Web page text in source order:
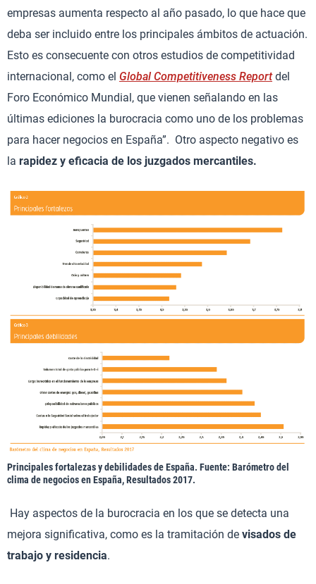
empresas aumenta respecto al año pasado, lo que hace que
deba ser incluido entre los principales ámbitos de actuación.
Esto es consecuente con otros estudios de competitividad
internacional, como el Global Competitiveness Report del
Foro Económico Mundial, que vienen señalando en las
últimas ediciones la burocracia como uno de los problemas
para hacer negocios en España”. Otro aspecto negativo es
la rapidez y eficacia de los juzgados mercantiles.
Principales fortalezas y debilidades de España. Fuente: Barómetro del
clima de negocios en España, Resultados 2017.
Hay aspectos de la burocracia en los que se detecta una
mejora significativa, como es la tramitación de visados de
trabajo y residencia.